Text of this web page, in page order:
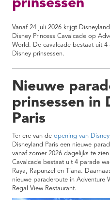
prinsessen
Vanaf 24 juli 2026 krijgt
Disney Princess Cavalcade op
World. De cavalcade bestaat uit
Disney prinsessen.
Nieuwe
prinsessen in
Paris
Ter ere van de opening van
Disneyland Paris een nieuwe
vanaf zomer 2026 dagelijks te
Cavalcade bestaat uit 4 parade
Raya, Rapunzel en Tiana.
nieuwe paraderoute in Adventure
Regal View Restaurant.